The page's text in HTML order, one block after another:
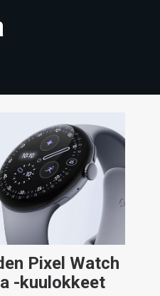
Pixel Watch
-kuulokkeet